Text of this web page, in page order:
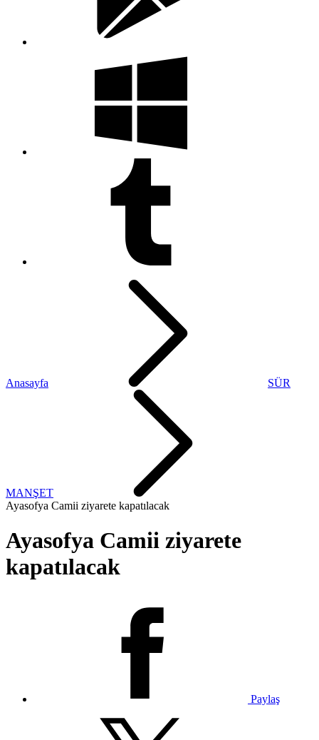
Anasayfa SÜR
MANŞET
Ayasofya Camii ziyarete kapatılacak
Ayasofya Camii ziyarete
kapatılacak
Paylaş